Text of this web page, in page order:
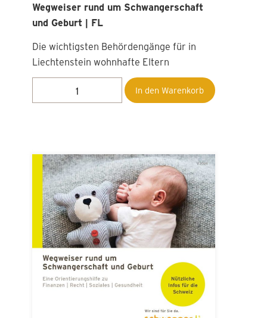
Wegweiser rund um Schwangerschaft
und Geburt | FL
Die wichtigsten Behördengänge für in
Liechtenstein wohnhafte Eltern
In den Warenkorb